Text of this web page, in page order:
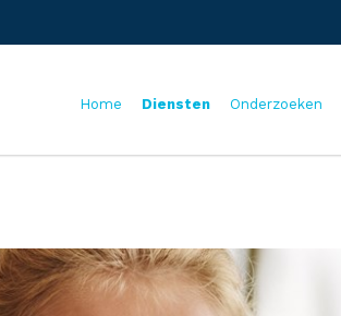
Home Diensten Onderzoeken